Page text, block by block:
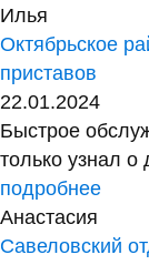
Илья
Октябрьское
приставов
22.01.2024
Быстрое
только узнал
подробнее
Анастасия
Савеловский